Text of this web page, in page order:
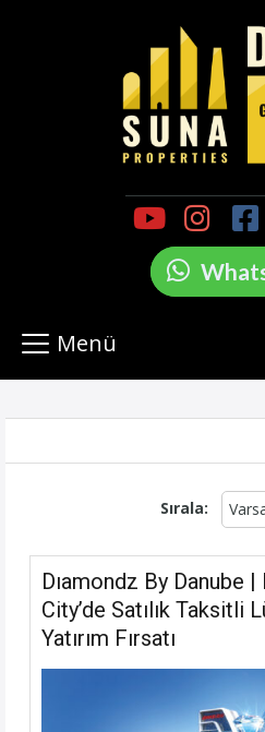
Menü
Sırala:
Dıamondz By Danube
City’de Satılık Taksitli
Yatırım Fırsatı